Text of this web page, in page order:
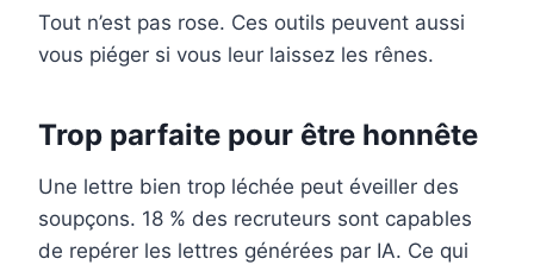
Tout n’est pas rose. Ces outils peuvent aussi
vous piéger si vous leur laissez les rênes.
Trop parfaite pour être honnête
Une lettre bien trop léchée peut éveiller des
soupçons. 18 % des recruteurs sont capables
de repérer les lettres générées par IA. Ce qui